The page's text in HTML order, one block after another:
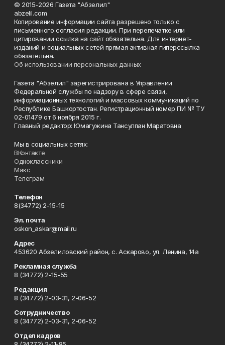
© 2015-2026 Газета "Абзелил"
abzelil.com
Копирование информации сайта разрешено только с
письменного согласия редакции. При перепечатке или
цитировании ссылка на сайтобязательна. Для интернет-
изданий и социальных сетей прямая активная гиперссылка
обязательна.
Об использовании персональных данных
Газета "Абзелил" зарегистрирована в Управлении
Федеральной службы по надзору в сфере связи,
информационных технологий и массовых коммуникаций по
Республике Башкортостан. Регистрационный номер ПИ № ТУ
02-01479 от 6 ноября 2015 г.
Главный редактор: Юмагужина Тансулпан Маратовна
Мы в социальных сетях:
ВКонтакте
Одноклассники
Макс
Телеграм
Телефон
8(34772) 2-15-15
Эл. почта
oskon_askar@mail.ru
Адрес
453620 Абзелиловский район, с. Аскарово, ул. Ленина, 14а
Рекламная служба
8 (34772) 2-15-55
Редакция
8 (34772) 2-03-31, 2-06-52
Сотрудничество
8 (34772) 2-03-31, 2-06-52
Отдел кадров